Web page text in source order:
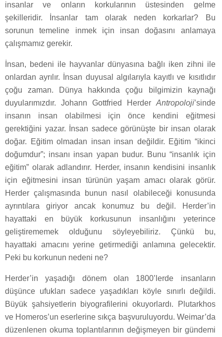
insanlar ve onların korkularının üstesinden gelme
şekilleridir. İnsanlar tam olarak neden korkarlar? Bu
sorunun temeline inmek için insan doğasını anlamaya
çalışmamız gerekir.
İnsan, bedeni ile hayvanlar dünyasına bağlı iken zihni ile
onlardan ayrılır. İnsan duyusal algılarıyla kayıtlı ve kısıtlıdır
çoğu zaman. Dünya hakkında çoğu bilgimizin kaynağı
duyularımızdır. Johann Gottfried Herder Antropoloji’sinde
insanın insan olabilmesi için önce kendini eğitmesi
gerektiğini yazar. İnsan sadece görünüşte bir insan olarak
doğar. Eğitim olmadan insan insan değildir. Eğitim “ikinci
doğumdur”; insanı insan yapan budur. Bunu “insanlık için
eğitim” olarak adlandırır. Herder, insanın kendisini insanlık
için eğitmesini insan türünün yaşam amacı olarak görür.
Herder çalışmasında bunun nasıl olabileceği konusunda
ayrıntılara giriyor ancak konumuz bu değil. Herder’in
hayattaki en büyük korkusunun insanlığını yeterince
geliştirememek olduğunu söyleyebiliriz. Çünkü bu,
hayattaki amacını yerine getirmediği anlamına gelecektir.
Peki bu korkunun nedeni ne?
Herder’in yaşadığı dönem olan 1800’lerde insanların
düşünce ufukları sadece yaşadıkları köyle sınırlı değildi.
Büyük şahsiyetlerin biyografilerini okuyorlardı. Plutarkhos
ve Homeros’un eserlerine sıkça başvuruluyordu. Weimar’da
düzenlenen okuma toplantılarının değişmeyen bir gündemi